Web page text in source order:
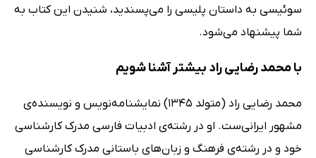
سوئیسی به داستان پلیسی را می‌پسندید، شنیدن این کتاب به
شما پیشنهاد می‌شود.
با محمد رضایی راد بیشتر آشنا شویم
محمد رضایی راد (متولد 1345) نمایشنامه‌نویس و نویسنده‌ی
مشهور ایرانی‌ست. او در رشته‌ی ادبیات فارسی مدرک کارشناسی
خود و در رشته‌ی فرهنگ و زبان‌های باستانی مدرک کارشناسی